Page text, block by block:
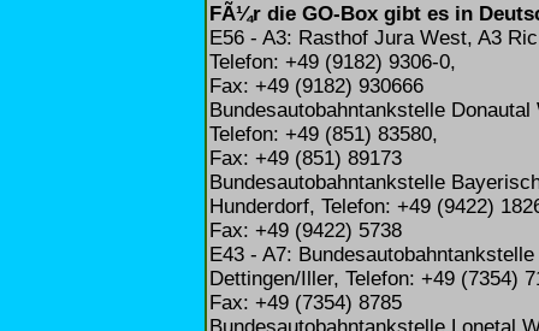
FÃ¼r die GO-Box gibt es in
E56 - A3: Rasthof Jura West, A3
Telefon: +49 (9182) 9306-0,
Fax: +49 (9182) 930666
Bundesautobahntankstelle
Telefon: +49 (851) 83580,
Fax: +49 (851) 89173
Bundesautobahntankstelle
Hunderdorf, Telefon: +49 (9422)
Fax: +49 (9422) 5738
E43 - A7:
Dettingen/Iller, Telefon: +49 (7354)
Fax: +49 (7354) 8785
Bundesautobahntankstelle Lonetal